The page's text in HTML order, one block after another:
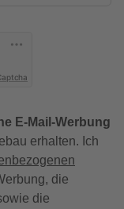
E-Mail-Werbung
erhalten. Ich
die
die